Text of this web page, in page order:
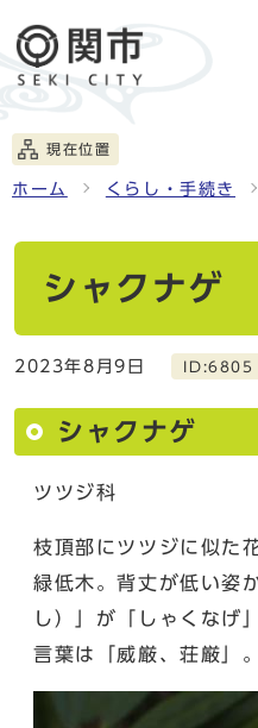
現在位置
ホーム くらし・手続き
シャクナゲ
2023年8月9日 ID:6805
シャクナゲ
ツツジ科
枝頂部にツツジに似た
緑低木。背丈が低い姿
し）」が「しゃくなげ
言葉は「威厳、荘厳」。